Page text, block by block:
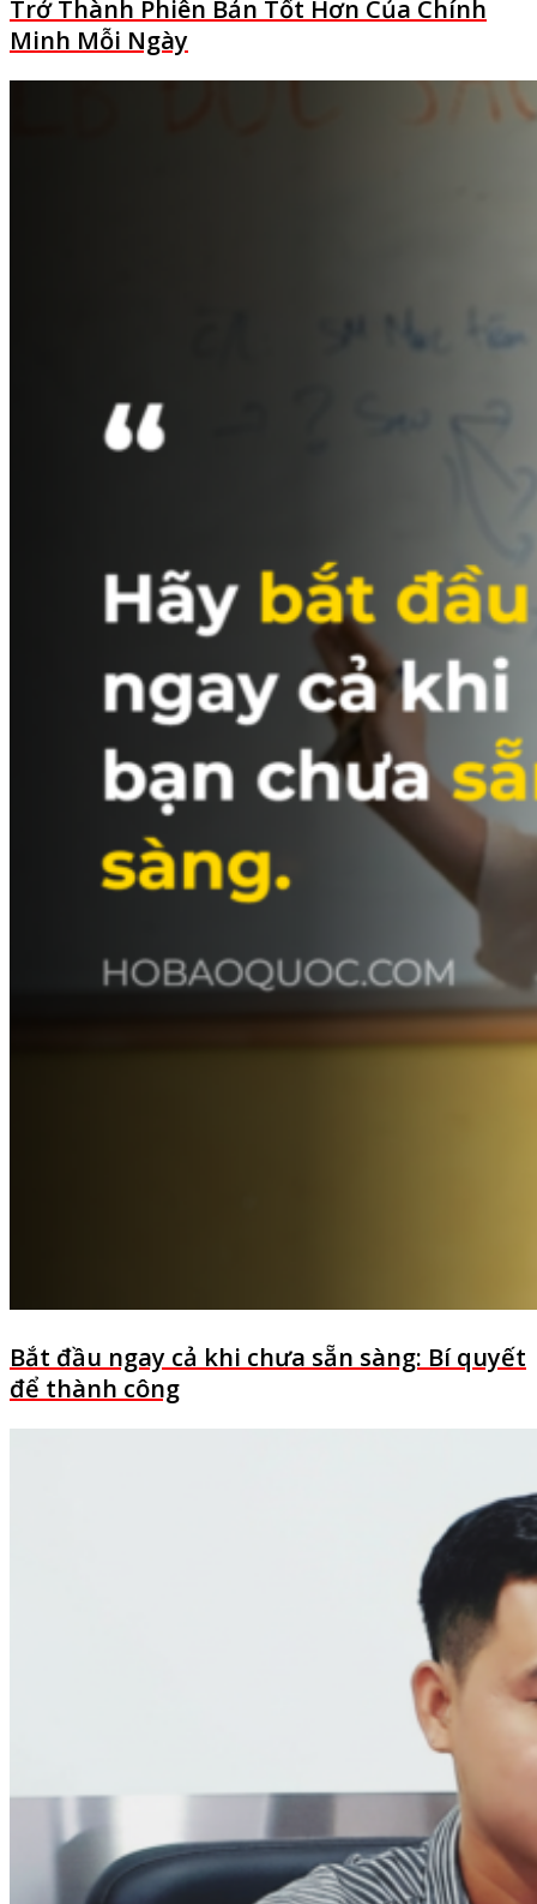
Trở Thành Phiên Bản Tốt Hơn Của Chính
Minh Mỗi Ngày
Bắt đầu ngay cả khi chưa sẵn sàng: Bí quyết
để thành công